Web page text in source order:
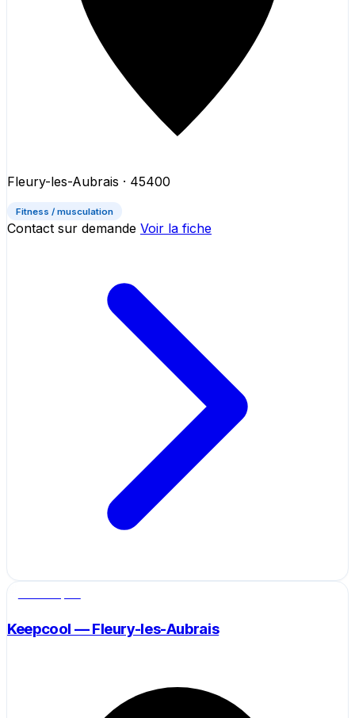
Fleury-les-Aubrais · 45400
Fitness / musculation
Contact sur demande Voir la fiche
Keepcool — Fleury-les-Aubrais